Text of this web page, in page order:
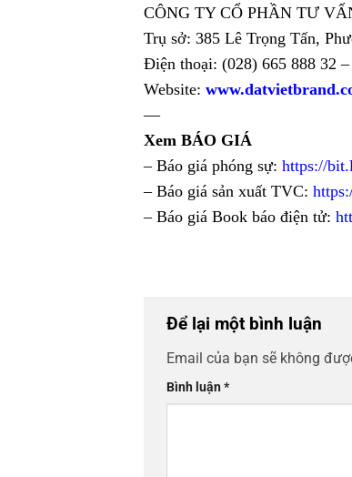
CÔNG TY CỔ PHẦN TƯ
Trụ sở: 385 Lê Trọng Tấn,
Điện thoại: (028) 665 888 32
Website:
—
Xem BÁO GIÁ
– Báo giá phóng sự: https://
– Báo giá sản xuất TVC:
– Báo giá Book báo điện tử:
Để lại một bình luận
Email của bạn sẽ không
Bình luận*